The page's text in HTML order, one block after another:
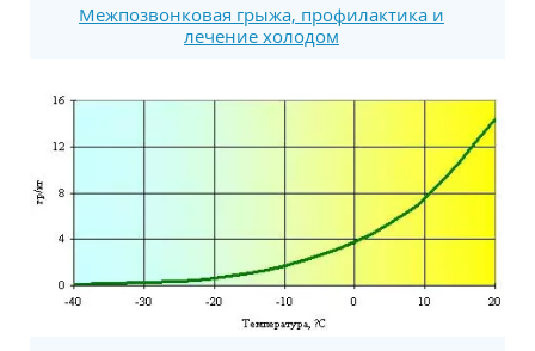
Межпозвонковая грыжа, профилактика и
лечение холодом